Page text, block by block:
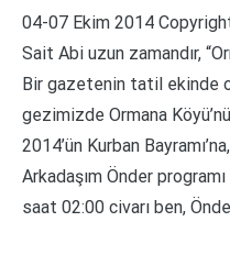
04-07 Ekim 2014
Sait Abi uzun zamandır,
Bir gazetenin tatil ekinde
gezimizde Ormana
2014’ün Kurban
Arkadaşım Önder
saat 02:00 civarı ben,